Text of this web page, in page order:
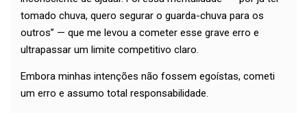
tomado chuva, quero segurar o guarda-chuva para os
outros” — que me levou a cometer esse grave erro e
ultrapassar um limite competitivo claro.
Embora minhas intenções não fossem egoístas, cometi
um erro e assumo total responsabilidade.